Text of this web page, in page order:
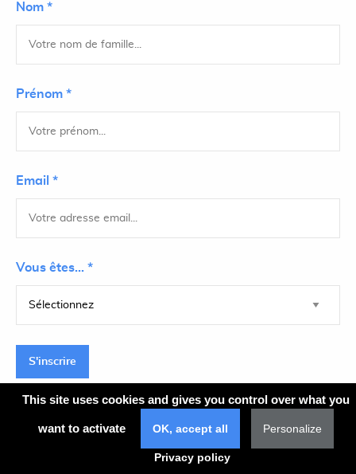
Nom *
Prénom *
Email *
Vous êtes... *
S'inscrire
This site uses cookies and gives you control over what you
want to activate OK, accept all Personalize
Privacy policy